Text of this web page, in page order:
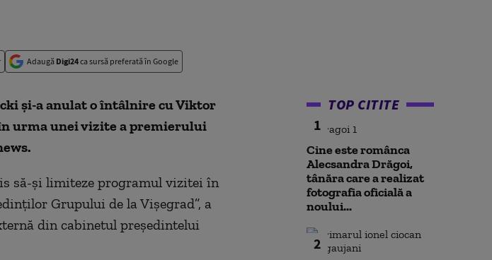
Adaugă Digi24ca sursă preferată în Google
şi-a anulat o întâlnire cu Viktor
urma unei vizite a premierului
să-şi limiteze programul vizitei în
Grupului de la Vişegrad”, a
din cabinetul președintelui
TOP CITITE
1
Cine este românca
Alecsandra Drăgoi,
tânăra care a realizat
fotografia oficială a
noului...
2